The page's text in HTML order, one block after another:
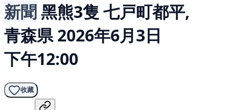
新聞黑熊3隻七戸町都平,
青森県 2026年6月3日
下午12:00
收藏